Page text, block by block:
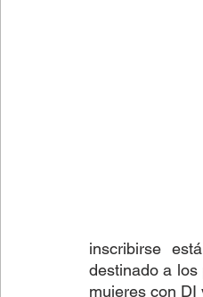
inscribirse
destinado a
mujeres con DI